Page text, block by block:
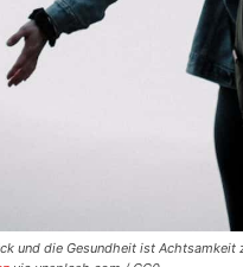
und die Gesundheit ist